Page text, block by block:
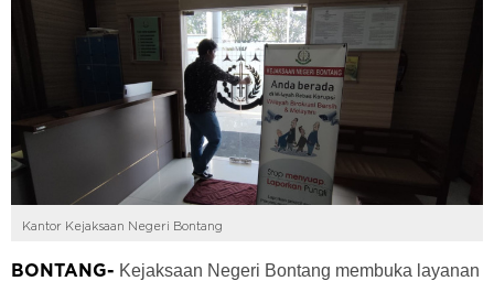
Kantor Kejaksaan Negeri Bontang
BONTANG- Kejaksaan Negeri Bontang membuka layanan